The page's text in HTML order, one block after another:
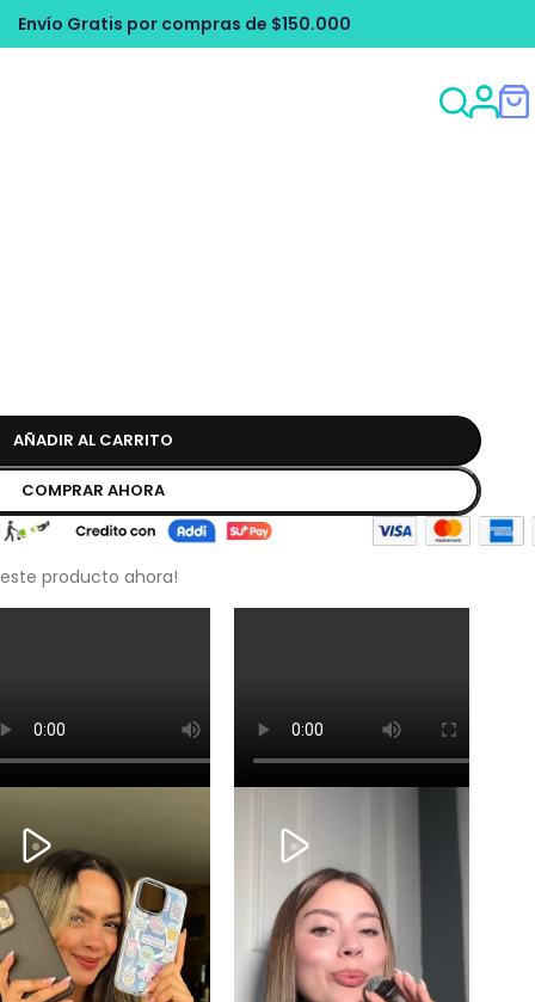
de $150.000
AÑADIR AL CARRITO
COMPRAR AHORA
producto ahora!